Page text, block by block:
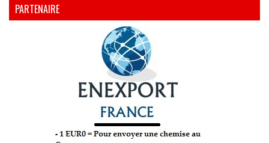
PARTENAIRE